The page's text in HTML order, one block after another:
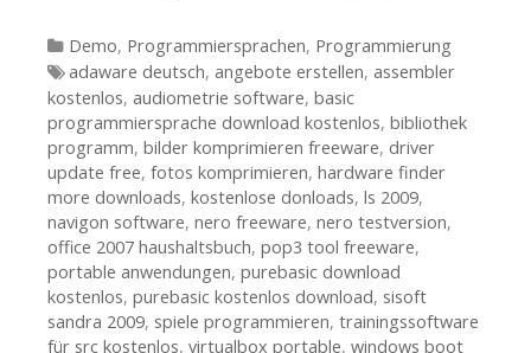
Kategorien
Demo, Programmiersprachen, Programmierung
Tags
adaware deutsch, angebote erstellen, assembler
kostenlos, audiometrie software, basic
programmiersprache download kostenlos, bibliothek
programm, bilder komprimieren freeware, driver
update free, fotos komprimieren, hardware finder
more downloads, kostenlose donloads, ls 2009,
navigon software, nero freeware, nero testversion,
office 2007 haushaltsbuch, pop3 tool freeware,
portable anwendungen, purebasic download
kostenlos, purebasic kostenlos download, sisoft
sandra 2009, spiele programmieren, trainingssoftware
für src kostenlos, virtualbox portable, windows boot